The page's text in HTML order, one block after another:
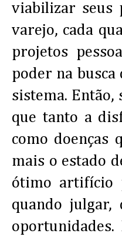
viabilizar seus
varejo, cada
projetos
poder na busca
sistema. Então,
que tanto a
como doenças
mais o estado
ótimo artifício
quando julgar,